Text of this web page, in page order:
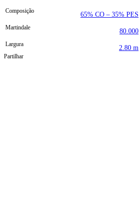
Composição 65% CO – 35% PES
Martindale 80.000
Largura 2.80 m
Partilhar